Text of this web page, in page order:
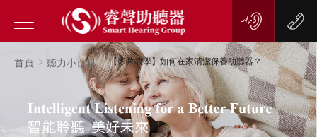
首頁 聽力小百科 【影片教學】如何在家清潔保養助聽器？